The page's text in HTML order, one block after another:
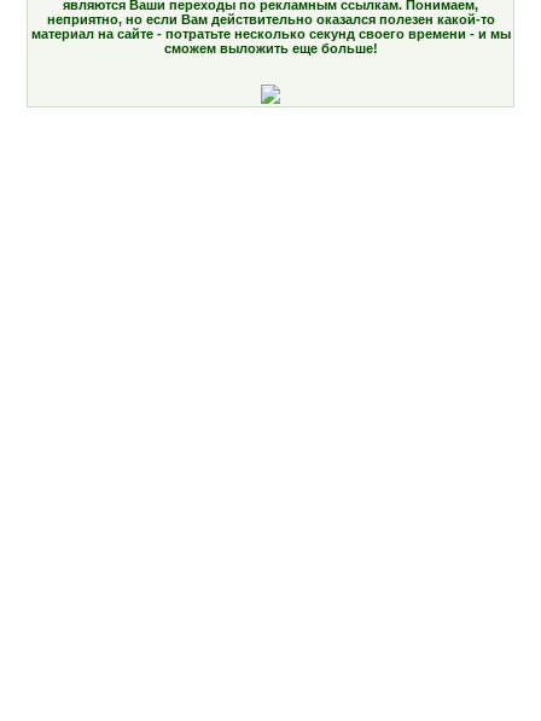
являются Ваши переходы по рекламным ссылкам. Понимаем,
неприятно, но если Вам действительно оказался полезен какой-то
материал на сайте - потратьте несколько секунд своего времени - и мы
сможем выложить еще больше!